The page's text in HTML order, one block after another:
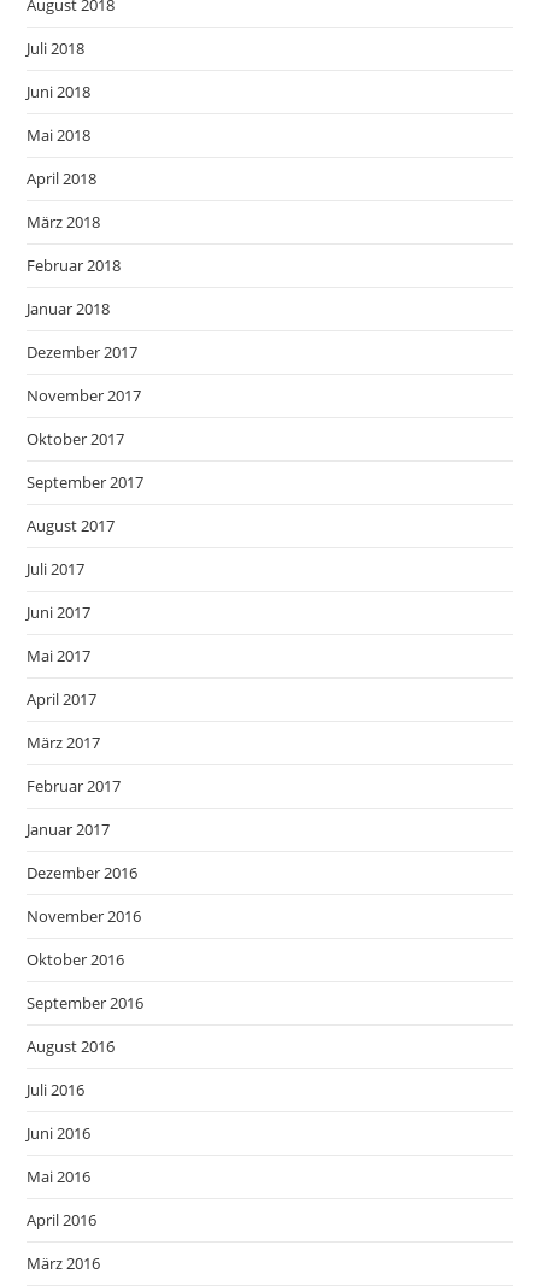
Juli 2018
Juni 2018
Mai 2018
April 2018
März 2018
Februar 2018
Januar 2018
Dezember 2017
November 2017
Oktober 2017
September 2017
August 2017
Juli 2017
Juni 2017
Mai 2017
April 2017
März 2017
Februar 2017
Januar 2017
Dezember 2016
November 2016
Oktober 2016
September 2016
August 2016
Juli 2016
Juni 2016
Mai 2016
April 2016
März 2016